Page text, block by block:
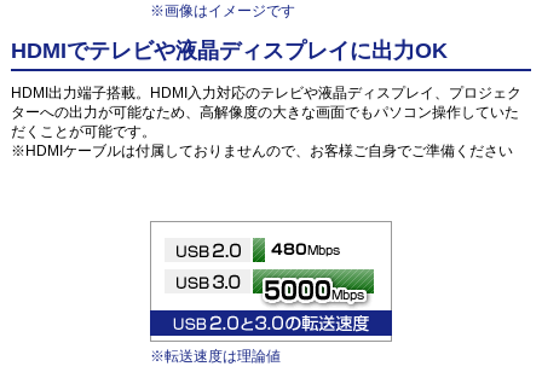
※画像はイメージです
HDMIでテレビや液晶ディスプレイに出力OK
HDMI出力端子搭載。HDMI入力対応のテレビや液晶ディスプレイ、プロジェク
ターへの出力が可能なため、高解像度の大きな画面でもパソコン操作していた
だくことが可能です。
※HDMIケーブルは付属しておりませんので、お客様ご自身でご準備ください
※転送速度は理論値